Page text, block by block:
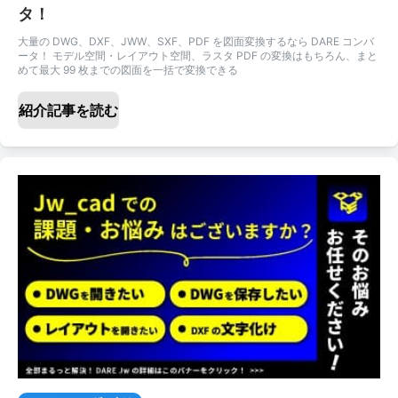
タ！
大量の DWG、DXF、JWW、SXF、PDF を図面変換するなら DARE コンバ
ータ！ モデル空間・レイアウト空間、ラスタ PDF の変換はもちろん、まと
めて最大 99 枚までの図面を一括で変換できる
紹介記事を読む